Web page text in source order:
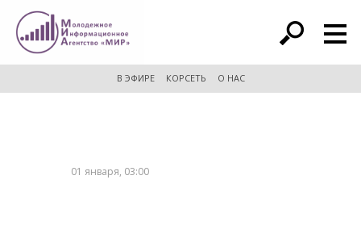
расширенный поиск
В ЭФИРЕ КОРСЕТЬ О НАС
01 января, 03:00